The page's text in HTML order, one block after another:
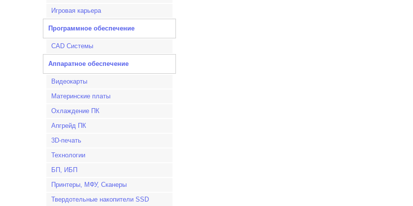
Игровая карьера
Программное обеспечение
CAD Системы
Аппаратное обеспечение
Видеокарты
Материнские платы
Охлаждение ПК
Апгрейд ПК
3D-печать
Технологии
БП, ИБП
Принтеры, МФУ, Сканеры
Твердотельные накопители SSD